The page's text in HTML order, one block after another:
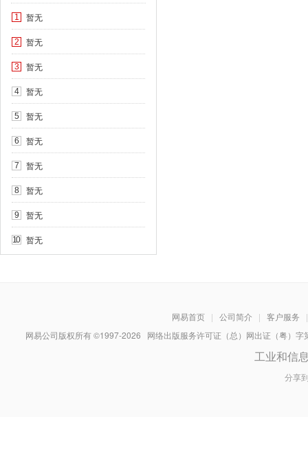
1 暂无
2 暂无
3 暂无
4 暂无
5 暂无
6 暂无
7 暂无
8 暂无
9 暂无
10 暂无
网易首页 | 公司简介 | 客户服务
|
网易公司版权所有 ©1997-2026 网络出版服务许可证（总）网出证（粤）
工业和信
分享